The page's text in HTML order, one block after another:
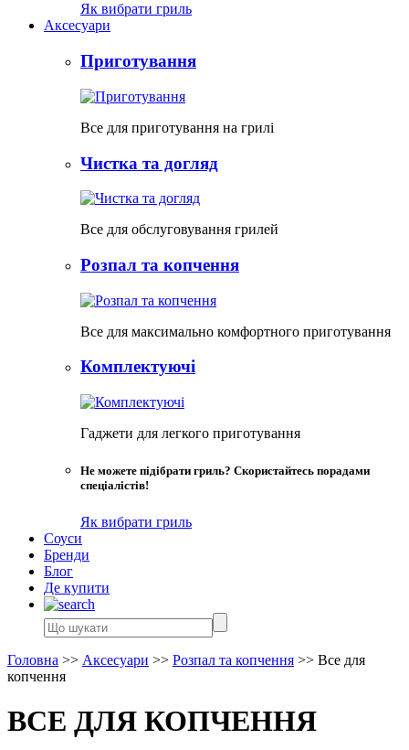
Як вибрати гриль
Аксесуари
Приготування
Все для приготування на грилі
Чистка та догляд
Все для обслуговування грилей
Розпал та копчення
Все для максимально комфортного приготування
Комплектуючі
Гаджети для легкого приготування
Не можете підібрати гриль? Скористайтесь порадами
спеціалістів!
Як вибрати гриль
Соуси
Бренди
Блог
Де купити
Головна >> Аксесуари >> Розпал та копчення >> Все для
копчення
ВСЕ ДЛЯ КОПЧЕННЯ